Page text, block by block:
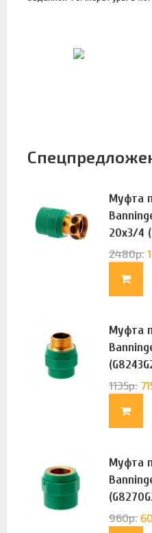
Муфта
20х3/4
2480р.
Муфта
1135р.
Муфта
960р.